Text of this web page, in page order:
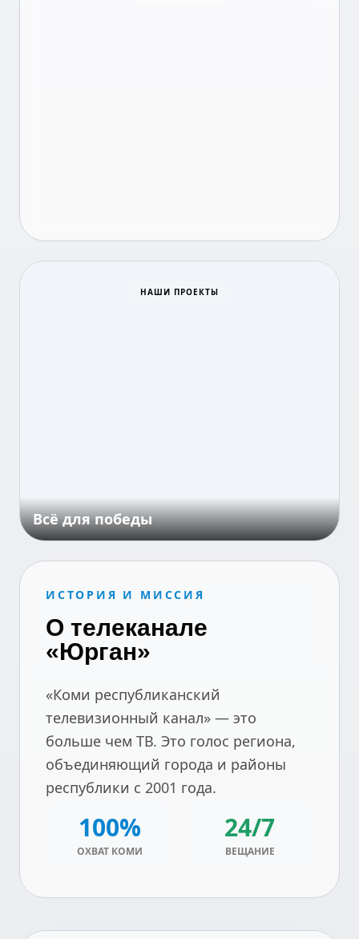
НАШИ ПРОЕКТЫ
Всё для победы
ИСТОРИЯ И МИССИЯ
О телеканале
«Юрган»
«Коми республиканский
телевизионный канал» — это
больше чем ТВ. Это голос региона,
объединяющий города и районы
республики с 2001 года.
100%
ОХВАТ КОМИ
24/7
ВЕЩАНИЕ